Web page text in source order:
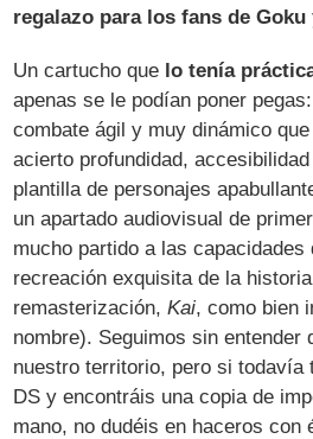
regalazo para los fans de Goku
Un cartucho que lo tenía
apenas se le podían poner
combate ágil y muy dinámico
acierto profundidad,
plantilla de personajes
un apartado audiovisual de
mucho partido a las
recreación exquisita de la
remasterización,Kai, como bien
nombre). Seguimos sin entender
nuestro territorio, pero si todavía
DS y encontráis una copia de
mano, no dudéis en haceros con